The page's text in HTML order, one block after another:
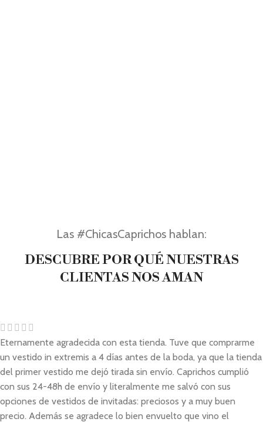
Las #ChicasCaprichos hablan:
DESCUBRE POR QUÉ NUESTRAS
CLIENTAS NOS AMAN
Eternamente agradecida con esta tienda. Tuve que comprarme
un vestido in extremis a 4 días antes de la boda, ya que la tienda
del primer vestido me dejó tirada sin envío. Caprichos cumplió
con sus 24-48h de envío y literalmente me salvó con sus
opciones de vestidos de invitadas: preciosos y a muy buen
precio. Además se agradece lo bien envuelto que vino el